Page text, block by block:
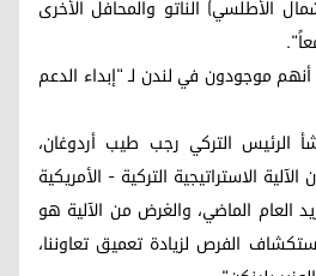
الأطلسي) الناتو والمحافل الأخرى
أنهم موجودون في لندن لـ "إبداء الدعم
الرئيس التركي رجب طيب أردوغان،
الاستراتيجية التركية - الأمريكية
العام الماضي، والغرض من الآلية هو
الفرص لزيادة تعميق تعاوننا،